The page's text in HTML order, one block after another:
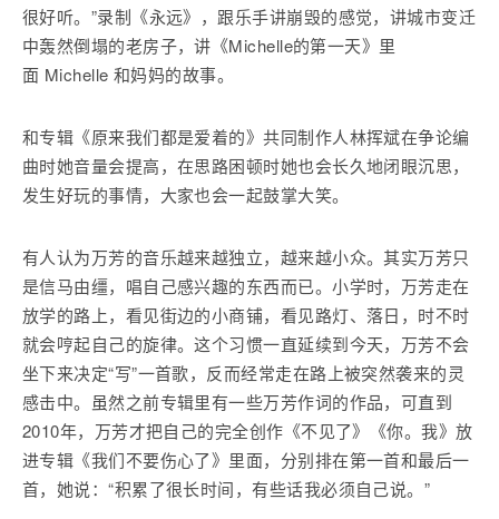
很好听。”录制《永远》，跟乐手讲崩毁的感觉，讲城市变迁
中轰然倒塌的老房子，讲《Michelle的第一天》里
面 Michelle 和妈妈的故事。
和专辑《原来我们都是爱着的》共同制作人林挥斌在争论编
曲时她音量会提高，在思路困顿时她也会长久地闭眼沉思，
发生好玩的事情，大家也会一起鼓掌大笑。
有人认为万芳的音乐越来越独立，越来越小众。其实万芳只
是信马由缰，唱自己感兴趣的东西而已。小学时，万芳走在
放学的路上，看见街边的小商铺，看见路灯、落日，时不时
就会哼起自己的旋律。这个习惯一直延续到今天，万芳不会
坐下来决定“写”一首歌，反而经常走在路上被突然袭来的灵
感击中。虽然之前专辑里有一些万芳作词的作品，可直到
2010年，万芳才把自己的完全创作《不见了》《你。我》放
进专辑《我们不要伤心了》里面，分别排在第一首和最后一
首，她说：“积累了很长时间，有些话我必须自己说。”